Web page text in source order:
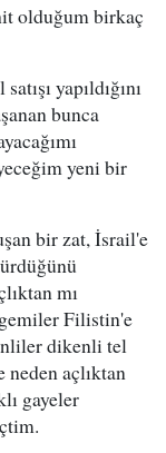
olduğum birkaç
yapıldığını
bunca
yeni bir
bir zat, İsrail'e
mı
Filistin'e
dikenli tel
açlıktan
gayeler